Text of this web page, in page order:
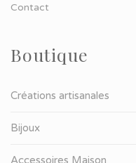
Contact
Boutique
Créations artisanales
Bijoux
Accessoires Maison